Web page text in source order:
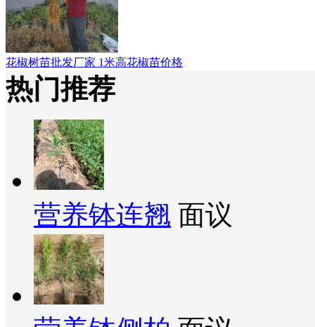
花椒树苗批发厂家 1米高花椒苗价格
热门推荐
营养钵连翘 面议